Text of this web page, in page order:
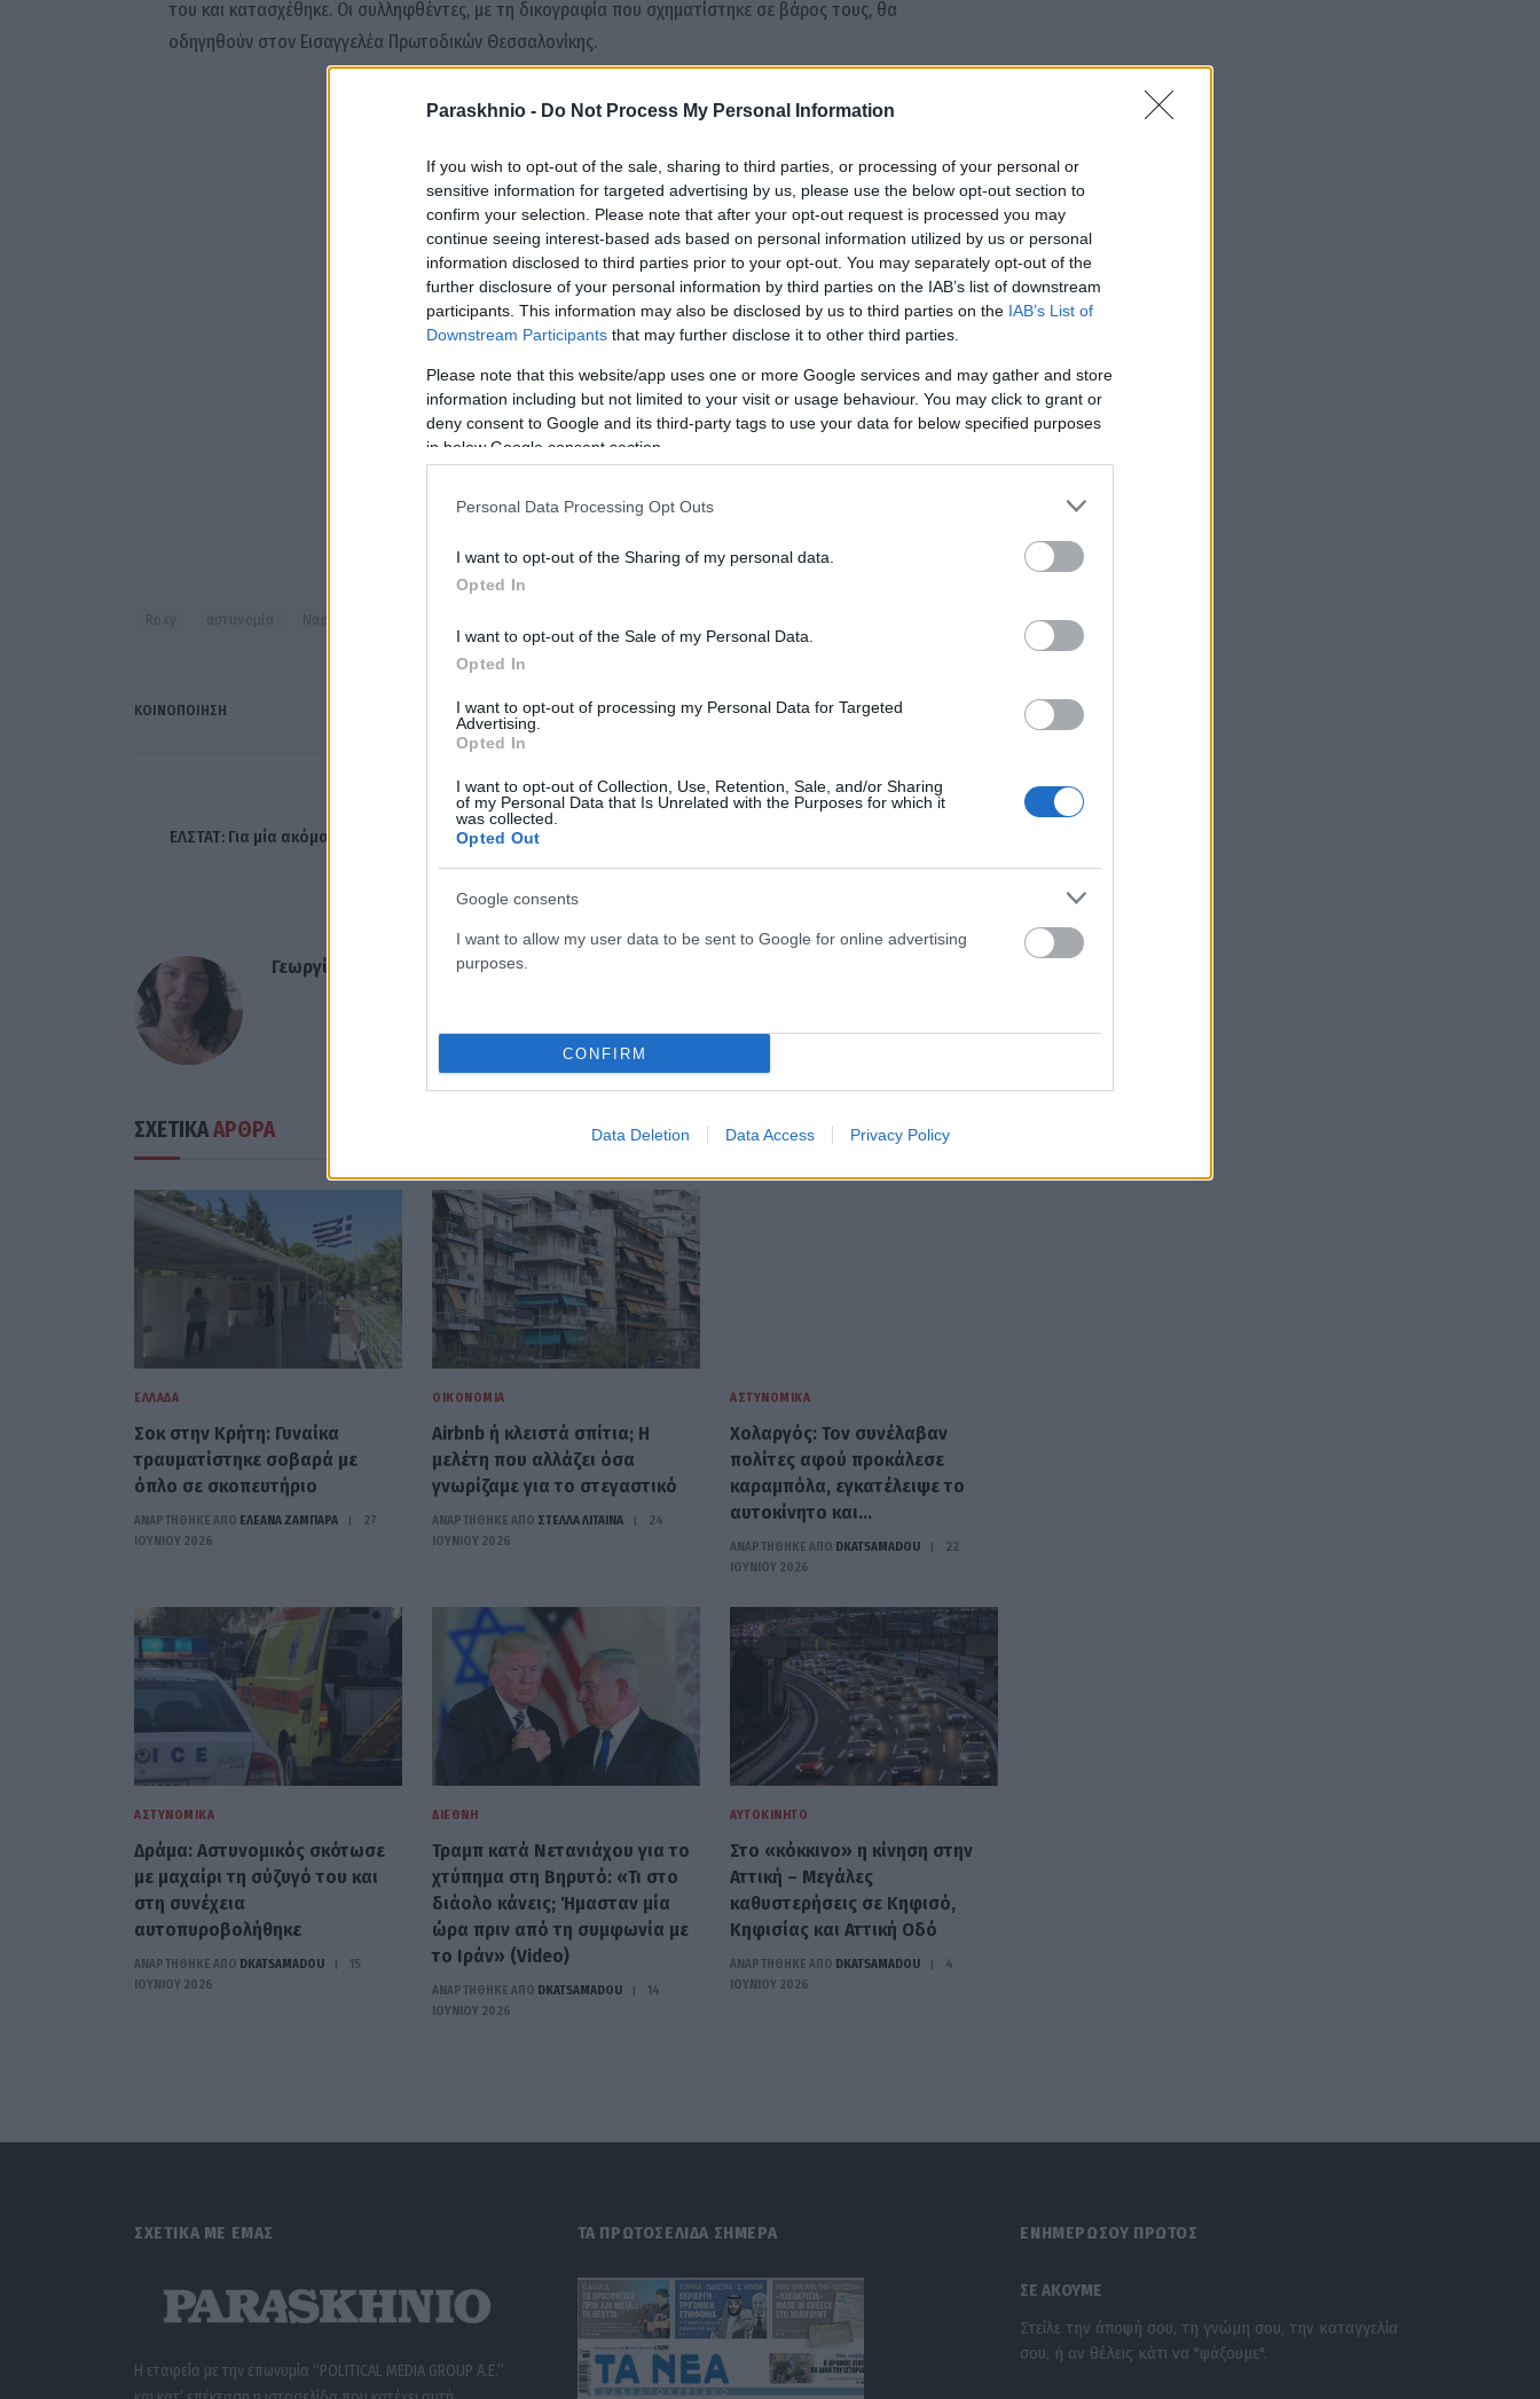
Paraskhnio - Do Not Process My Personal Information
If you wish to opt-out of the sale, sharing to third parties, or processing of your personal or
sensitive information for targeted advertising by us, please use the below opt-out section to
confirm your selection. Please note that after your opt-out request is processed you may
continue seeing interest-based ads based on personal information utilized by us or personal
information disclosed to third parties prior to your opt-out. You may separately opt-out of the
further disclosure of your personal information by third parties on the IAB’s list of downstream
participants. This information may also be disclosed by us to third parties on the IAB’s List of
Downstream Participants that may further disclose it to other third parties.
Please note that this website/app uses one or more Google services and may gather and store
information including but not limited to your visit or usage behaviour. You may click to grant or
deny consent to Google and its third-party tags to use your data for below specified purposes
in below Google consent section.
Personal Data Processing Opt Outs
I want to opt-out of the Sharing of my personal data.
Opted In
I want to opt-out of the Sale of my Personal Data.
Opted In
I want to opt-out of processing my Personal Data for Targeted
Advertising.
Opted In
I want to opt-out of Collection, Use, Retention, Sale, and/or Sharing
of my Personal Data that Is Unrelated with the Purposes for which it
was collected.
Opted Out
Google consents
I want to allow my user data to be sent to Google for online advertising
purposes.
CONFIRM
Data Deletion Data Access Privacy Policy
του και κατασχέθηκε. Οι συλληφθέντες, με τη δικογραφία που σχηματίστηκε σε βάρος τους, θα
οδηγηθούν στον Εισαγγελέα Πρωτοδικών Θεσσαλονίκης.
Roxy αστυνομία Ναρκωτικά
ΚΟΙΝΟΠΟΊΗΣΗ
Facebook
ΠΡΟΗΓΟΎΜΕΝΟ ΆΡΘΡΟ
ΕΛΣΤΑΤ: Για μία ακόμα φορά ξεχωρίσε η τιμή του
ΕΠΌΜΕΝΟ ΆΡΘΡΟ
Γεωργία Ντούνη
ΣΧΕΤΙΚΑΑΡΘΡΑ
ΕΛΛΆΔΑ
Σοκ στην Κρήτη: Γυναίκα
τραυματίστηκε σοβαρά με
όπλο σε σκοπευτήριο
ΑΝΑΡΤΗΘΗΚΕ ΑΠΟ ΕΛΕΑΝΑ ΖΑΜΠΑΡΑ
27
ΙΟΥΝΊΟΥ 2026
ΟΙΚΟΝΟΜΊΑ
Airbnb ή κλειστά σπίτια; Η
μελέτη που αλλάζει όσα
γνωρίζαμε για το στεγαστικό
ΑΝΑΡΤΗΘΗΚΕ ΑΠΟ ΣΤΈΛΛΑ ΛΊΤΑΙΝΑ
24
ΙΟΥΝΊΟΥ 2026
ΑΣΤΥΝΟΜΙΚΆ
Χολαργός: Τον συνέλαβαν
πολίτες αφού προκάλεσε
καραμπόλα, εγκατέλειψε το
αυτοκίνητο και…
ΑΝΑΡΤΗΘΗΚΕ ΑΠΟ DKATSAMADOU
22
ΙΟΥΝΊΟΥ 2026
ΑΣΤΥΝΟΜΙΚΆ
Δράμα: Αστυνομικός σκότωσε
με μαχαίρι τη σύζυγό του και
στη συνέχεια
αυτοπυροβολήθηκε
ΑΝΑΡΤΗΘΗΚΕ ΑΠΟ DKATSAMADOU
15
ΙΟΥΝΊΟΥ 2026
ΔΙΕΘΝΉ
Τραμπ κατά Νετανιάχου για το
χτύπημα στη Βηρυτό: «Τι στο
διάολο κάνεις; Ήμασταν μία
ώρα πριν από τη συμφωνία με
το Ιράν» (Video)
ΑΝΑΡΤΗΘΗΚΕ ΑΠΟ DKATSAMADOU
14
ΙΟΥΝΊΟΥ 2026
ΑΥΤΟΚΊΝΗΤΟ
Στο «κόκκινο» η κίνηση στην
Αττική – Μεγάλες
καθυστερήσεις σε Κηφισό,
Κηφισίας και Αττική Οδό
ΑΝΑΡΤΗΘΗΚΕ ΑΠΟ DKATSAMADOU
4
ΙΟΥΝΊΟΥ 2026
ΣΧΕΤΙΚΑ ΜΕ ΕΜΑΣ
Η εταιρεία με την επωνυμία “POLITICAL MEDIA GROUP A.E.”
ΤΑ ΠΡΩΤΟΣΕΛΙΔΑ ΣΗΜΕΡΑ ΕΝΗΜΕΡΩΣΟΥ ΠΡΩΤΟΣ
ΣΕ ΑΚΟΥΜΕ
Στείλε την άποψή σου, τη γνώμη σου, την καταγγελία
σου, ή αν θέλεις κάτι να "ψάξουμε".